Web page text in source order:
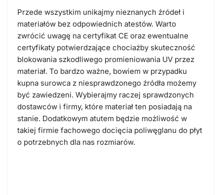
Przede wszystkim unikajmy nieznanych źródeł i
materiałów bez odpowiednich atestów. Warto
zwrócić uwagę na certyfikat CE oraz ewentualne
certyfikaty potwierdzające chociażby skuteczność
blokowania szkodliwego promieniowania UV przez
materiał. To bardzo ważne, bowiem w przypadku
kupna surowca z niesprawdzonego źródła możemy
być zawiedzeni. Wybierajmy raczej sprawdzonych
dostawców i firmy, które materiał ten posiadają na
stanie. Dodatkowym atutem będzie możliwość w
takiej firmie fachowego docięcia poliwęglanu do płyt
o potrzebnych dla nas rozmiarów.